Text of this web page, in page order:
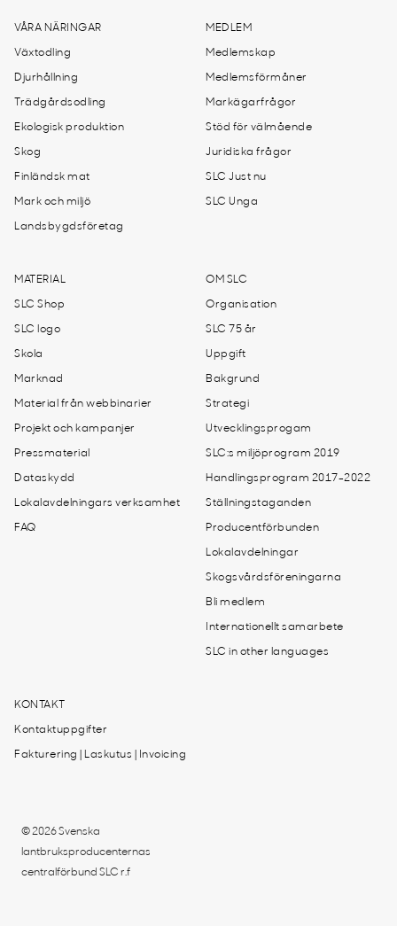
VÅRA NÄRINGAR
Växtodling
Djurhållning
Trädgårdsodling
Ekologisk produktion
Skog
Finländsk mat
Mark och miljö
Landsbygdsföretag
MEDLEM
Medlemskap
Medlemsförmåner
Markägarfrågor
Stöd för välmående
Juridiska frågor
SLC Just nu
SLC Unga
MATERIAL
SLC Shop
SLC logo
Skola
Marknad
Material från webbinarier
Projekt och kampanjer
Pressmaterial
Dataskydd
Lokalavdelningars verksamhet
FAQ
OM SLC
Organisation
SLC 75 år
Uppgift
Bakgrund
Strategi
Utvecklingsprogam
SLC:s miljöprogram 2019
Handlingsprogram 2017-2022
Ställningstaganden
Producentförbunden
Lokalavdelningar
Skogsvårdsföreningarna
Bli medlem
Internationellt samarbete
SLC in other languages
KONTAKT
Kontaktuppgifter
Fakturering | Laskutus | Invoicing
© 2026 Svenska
lantbruksproducenternas
centralförbund SLC r.f